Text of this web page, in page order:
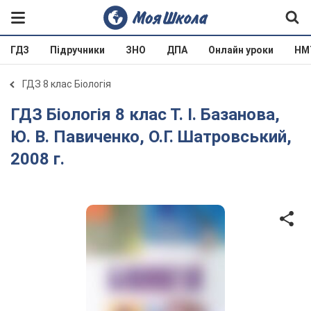
ГДЗ Підручники ЗНО ДПА Онлайн уроки
ГДЗ 8 клас Біологія
ГДЗ Біологія 8 клас Т. І. Базанова,
Ю. В. Павиченко, О.Г. Шатровський,
2008 г.